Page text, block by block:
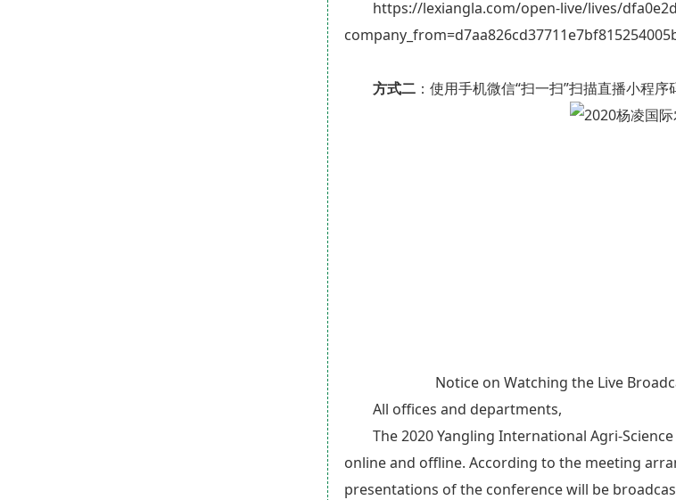
https://lexiangla.com/open-live/lives/
方式二 ：使用手机微信“扫一扫”扫描直播小程序
Notice on Watching the Live
All offices and departments,
The 2020 Yangling International Agri-
online and offline. According to the meeting
presentations of the conference will be